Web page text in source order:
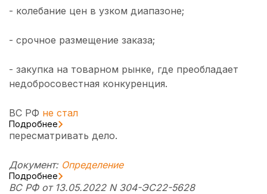
- колебание цен в узком диапазоне;
- срочное размещение заказа;
- закупка на товарном рынке, где преобладает
недобросовестная конкуренция.
ВС РФ не стал
Подробнее
пересматривать дело.
Документ: Определение
Подробнее
ВС РФ от 13.05.2022 N 304-ЭС22-5628